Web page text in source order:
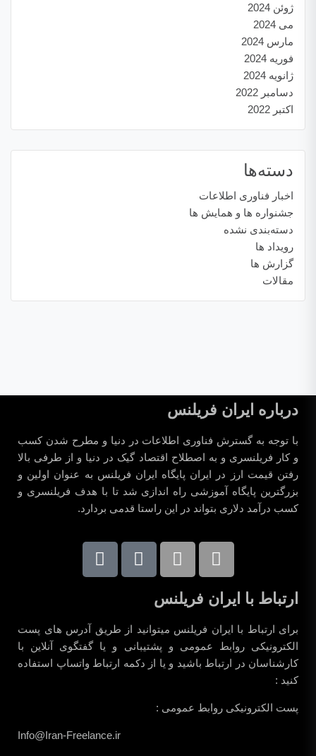
ژوئن 2024
می 2024
مارس 2024
فوریه 2024
ژانویه 2024
دسامبر 2022
اکتبر 2022
دسته‌ها
اخبار فناوری اطلاعات
جشنواره ها و همایش ها
دسته‌بندی نشده
رویداد ها
گزارش ها
مقالات
درباره ایران فریلنس
با توجه به گسترش فناوری اطلاعات در دنیا و مطرح شدن کسب
و کار فریلنسری و به اصطلاح اقتصاد گیک در دنیا و از طرفی بالا
رفتن قیمت ارز در ایران پایگاه ایران فریلنس به عنوان اولین و
بزرگترین پایگاه آموزشی راه اندازی شد تا با هدف فریلنسری و
کسب درآمد دلاری بتواند در این راستا قدمی بردارد.
ارتباط با ایران فریلنس
برای ارتباط با ایران فریلنس میتوانید از طریق آدرس های پست
الکترونیکی روابط عمومی و پشتیبانی و یا گفتگوی آنلاین با
کارشناسان در ارتباط باشید و یا از دکمه ارتباط واتساپ استفاده
کنید :
پست الکترونیکی روابط عمومی :
Info@Iran-Freelance.ir